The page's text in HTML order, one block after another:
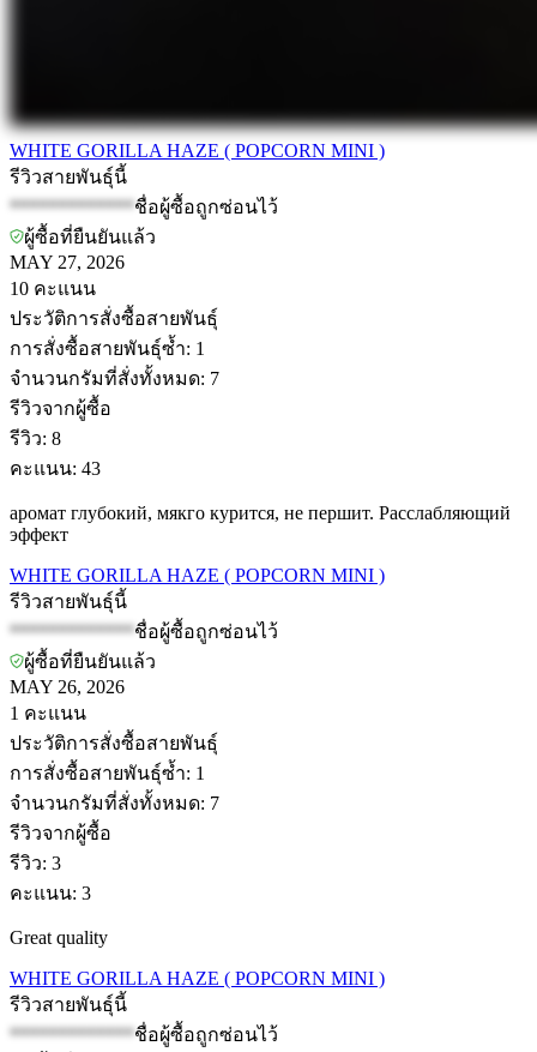
WHITE GORILLA HAZE ( POPCORN MINI )
รีวิวสายพันธุ์นี้
*************ชื่อผู้ซื้อถูกซ่อนไว้
ผู้ซื้อที่ยืนยันแล้ว
MAY 27, 2026
10 คะแนน
ประวัติการสั่งซื้อสายพันธุ์
การสั่งซื้อสายพันธุ์ซ้ำ: 1
จำนวนกรัมที่สั่งทั้งหมด: 7
รีวิวจากผู้ซื้อ
รีวิว: 8
คะแนน: 43
аромат глубокий, мякго курится, не першит. Расслабляющий
эффект
WHITE GORILLA HAZE ( POPCORN MINI )
รีวิวสายพันธุ์นี้
*************ชื่อผู้ซื้อถูกซ่อนไว้
ผู้ซื้อที่ยืนยันแล้ว
MAY 26, 2026
1 คะแนน
ประวัติการสั่งซื้อสายพันธุ์
การสั่งซื้อสายพันธุ์ซ้ำ: 1
จำนวนกรัมที่สั่งทั้งหมด: 7
รีวิวจากผู้ซื้อ
รีวิว: 3
คะแนน: 3
Great quality
WHITE GORILLA HAZE ( POPCORN MINI )
รีวิวสายพันธุ์นี้
*************ชื่อผู้ซื้อถูกซ่อนไว้